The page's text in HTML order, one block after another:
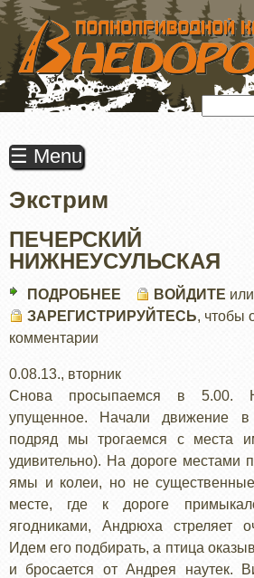
ПЕРЕЙТИ
ОСНОВНОМУ
СОДЕРЖАНИЮ
☰ Menu
Экстрим
ПЕЧЕРСКИЙ
НИЖНЕУСУЛЬСКАЯ
ПОДРОБНЕЕ
ПЕЧЕРСКИЙ
ВОЙДИТЕ или
ЗАРЕГИСТРИРУЙТЕСЬ, чтобы
комментарии
0.08.13., вторник
Снова просыпаемся в 5.00.
упущенное. Начали движение
подряд мы трогаемся с места
удивительно). На дороге местами
ямы и колеи, но не
месте, где к дороге
ягодниками, Андрюха стреляет
Идем его подбирать, а птица
и бросается от Андрея наутек.